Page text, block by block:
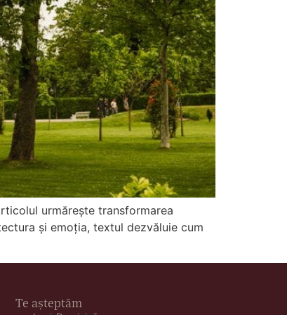
urmărește transformarea
și emoția, textul dezvăluie cum
Te așteptăm